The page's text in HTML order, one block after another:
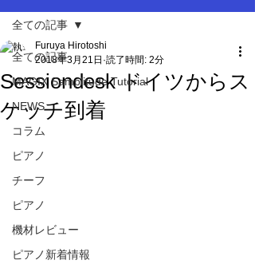
全ての記事
MAGIX Samplitude Tutorial
NEWS
コラム
ピアノ
チーフ
ピアノ
機材レビュー
ピアノ新着情報
全ての記事
Sessiondesk ドイツからス
ケッチ到着
Furuya Hirotoshi
2018年3月21日 読了時間: 2分